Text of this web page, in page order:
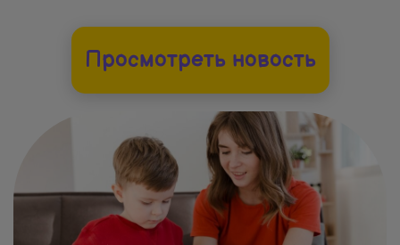
Просмотреть новость